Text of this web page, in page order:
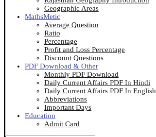
Geographic Areas
MathsMetic
Average Question
Ratio
Percentage
Profit and Loss Percentage
Discount Questions
PDF Download & Other
Monthly PDF Download
Daily Current Affairs PDF In Hindi
Daily Current Affairs PDF In English
Abbreviations
Important Days
Education
Admit Card